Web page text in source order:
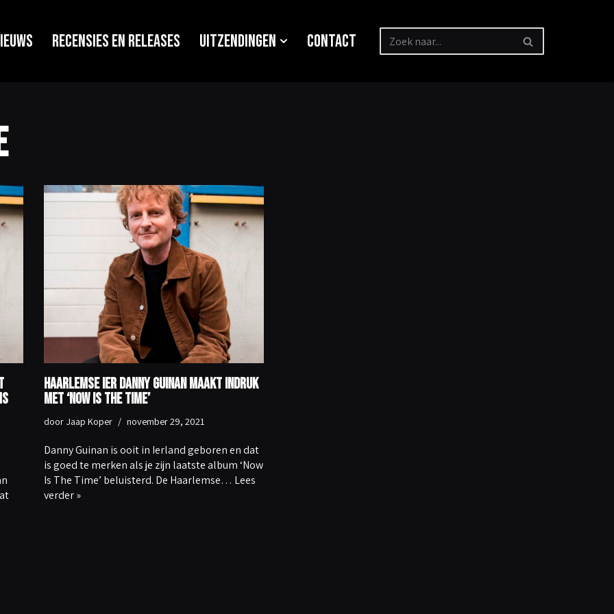
Recensies en releases Uitzendingen Contact
Haarlemse Ier Danny Guinan maakt indruk
met ‘Now Is The Time’
door Jaap Koper november 29, 2021
Danny Guinan is ooit in Ierland geboren en dat
is goed te merken als je zijn laatste album ‘Now
Is The Time’ beluisterd. De Haarlemse… Lees
verder »